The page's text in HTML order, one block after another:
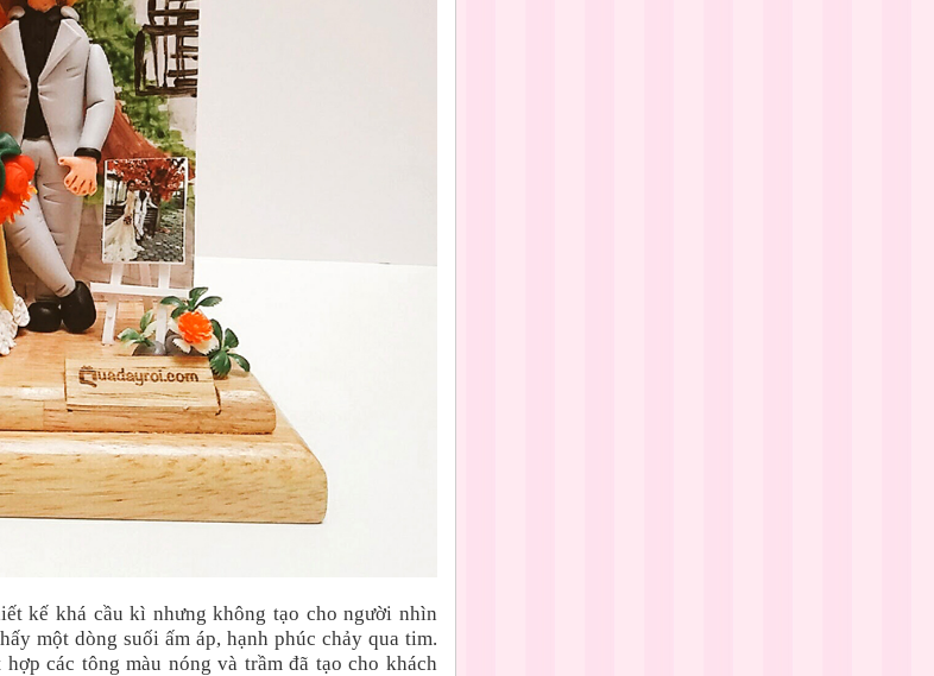
kế khá cầu kì nhưng không tạo cho người nhìn
một dòng suối ấm áp, hạnh phúc chảy qua tim.
các tông màu nóng và trầm đã tạo cho khách